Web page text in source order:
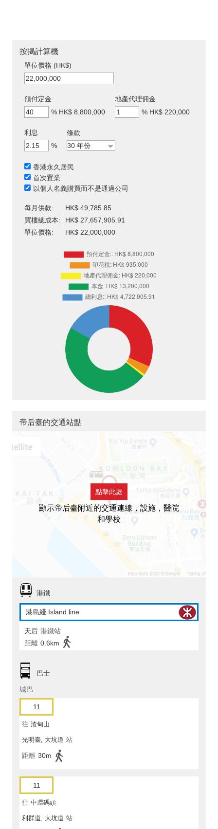
按揭計算機
單位價格 (HK$)
預付定金:
% HK$ 8,800,000
地產代理佣金
% HK$ 220,000
利息
%
條款
香港永久居民
首次置業
以個人名義購買而不是通過公司
每月供款:
HK$ 49,785.85
買樓總成本:
HK$ 27,657,905.91
單位價格:
HK$ 22,000,000
帝后臺的交通站點
點擊此處
顯示帝后臺附近的交通連線，設施，醫院
和學校
港鐵
港島綫 Island line
天后 港鐵站
距離 0.6km
巴士
城巴
11
往 渣甸山
光明臺, 大坑道 站
距離 30m
11
往 中環碼頭
利群道, 大坑道 站